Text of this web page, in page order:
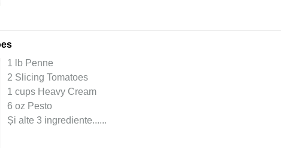
1 lb Penne
2 Slicing Tomatoes
1 cups Heavy Cream
6 oz Pesto
Și alte 3 ingrediente...